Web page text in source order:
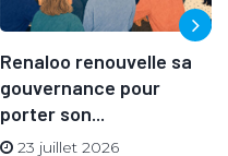
Renaloo renouvelle sa
gouvernance pour
porter son...
23 juillet 2026